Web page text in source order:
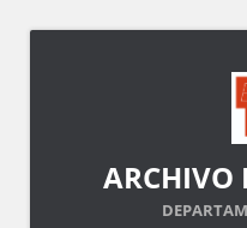
ARCHIVO